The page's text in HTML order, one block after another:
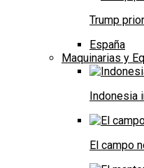
Trump
España
Maquinarias y
Indonesia
El campo